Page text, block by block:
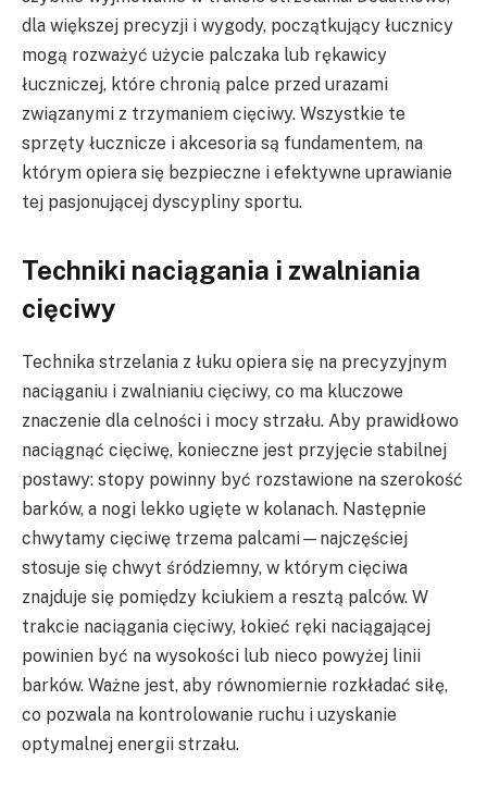
dla większej precyzji i wygody, początkujący łucznicy
mogą rozważyć użycie palczaka lub rękawicy
łuczniczej, które chronią palce przed urazami
związanymi z trzymaniem cięciwy. Wszystkie te
sprzęty łucznicze i akcesoria są fundamentem, na
którym opiera się bezpieczne i efektywne uprawianie
tej pasjonującej dyscypliny sportu.
Techniki naciągania i zwalniania
cięciwy
Technika strzelania z łuku opiera się na precyzyjnym
naciąganiu i zwalnianiu cięciwy, co ma kluczowe
znaczenie dla celności i mocy strzału. Aby prawidłowo
naciągnąć cięciwę, konieczne jest przyjęcie stabilnej
postawy: stopy powinny być rozstawione na szerokość
barków, a nogi lekko ugięte w kolanach. Następnie
chwytamy cięciwę trzema palcami—najczęściej
stosuje się chwyt śródziemny, w którym cięciwa
znajduje się pomiędzy kciukiem a resztą palców. W
trakcie naciągania cięciwy, łokieć ręki naciągającej
powinien być na wysokości lub nieco powyżej linii
barków. Ważne jest, aby równomiernie rozkładać siłę,
co pozwala na kontrolowanie ruchu i uzyskanie
optymalnej energii strzału.